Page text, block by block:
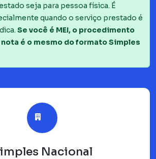
seja para pessoa física. É
quando o serviço prestado é
Se você é MEI, o procedimento
é o mesmo do formato Simples
Nacional